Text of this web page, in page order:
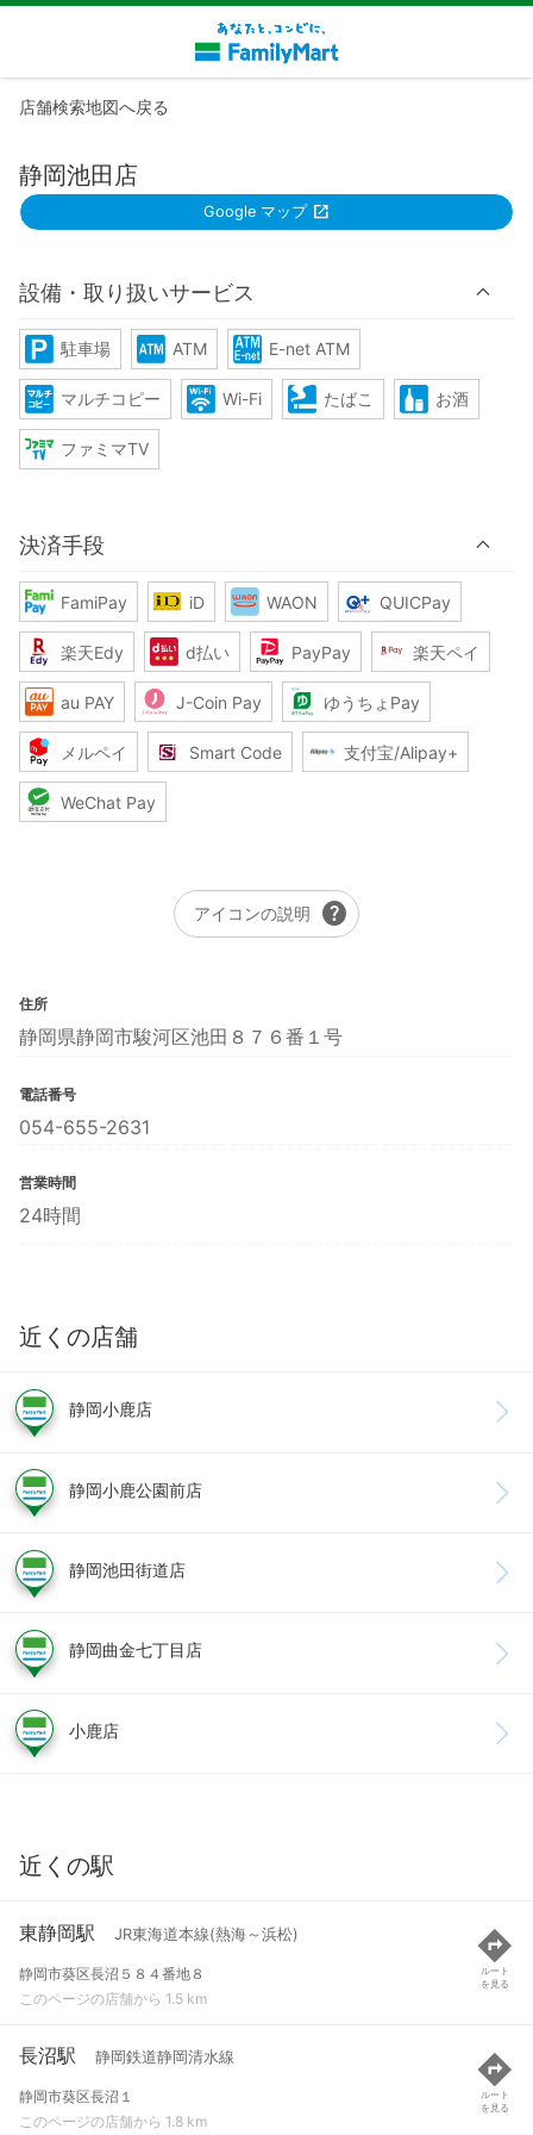
店舗検索地図へ戻る
静岡池田店
Google マップ
設備・取り扱いサービス
駐車場 ATM E-net ATM
マルチコピー Wi-Fi たばこ お酒
ファミマTV
決済手段
FamiPay iD WAON QUICPay
楽天Edy d払い PayPay 楽天ペイ
au PAY J-Coin Pay ゆうちょPay
メルペイ Smart Code 支付宝/Alipay+
WeChat Pay
アイコンの説明 help
住所
静岡県静岡市駿河区池田８７６番１号
電話番号
054-655-2631
営業時間
24時間
近くの店舗
静岡小鹿店
静岡小鹿公園前店
静岡池田街道店
静岡曲金七丁目店
小鹿店
近くの駅
東静岡駅 JR東海道本線(熱海～浜松)
静岡市葵区長沼５８４番地８
このページの店舗から 1.5 km
ルート
を見る
長沼駅 静岡鉄道静岡清水線
静岡市葵区長沼１
このページの店舗から 1.8 km
ルート
を見る